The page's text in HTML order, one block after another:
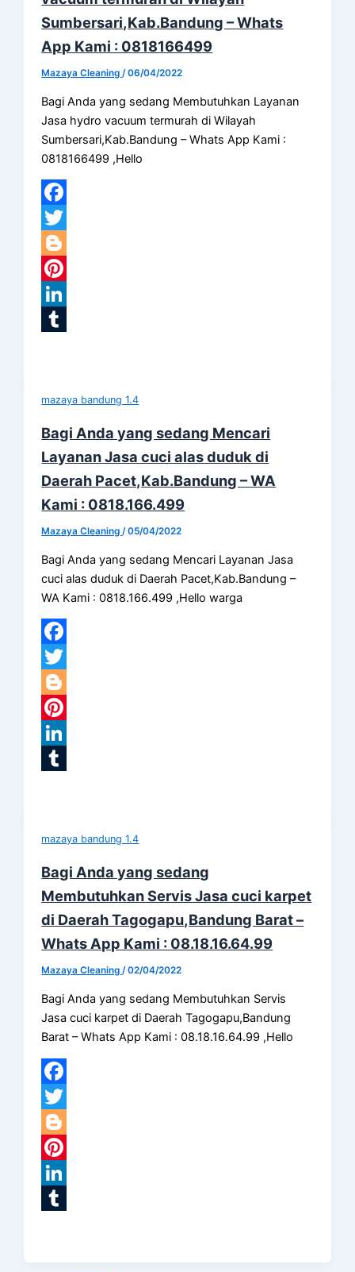
Sumbersari,Kab.Bandung – Whats
App Kami : 0818166499
Mazaya Cleaning/06/04/2022
Bagi Anda yang sedang Membutuhkan Layanan
Jasa hydro vacuum termurah di Wilayah
Sumbersari,Kab.Bandung – Whats App Kami :
0818166499 ,Hello
Facebook
Twitter
Blogger
Pinterest
LinkedIn
mazaya bandung 1.4
Bagi Anda yang sedang Mencari
Layanan Jasa cuci alas duduk di
Daerah Pacet,Kab.Bandung – WA
Kami : 0818.166.499
Mazaya Cleaning/05/04/2022
Bagi Anda yang sedang Mencari Layanan Jasa
cuci alas duduk di Daerah Pacet,Kab.Bandung –
WA Kami : 0818.166.499 ,Hello warga
Facebook
Twitter
Blogger
Pinterest
LinkedIn
mazaya bandung 1.4
Bagi Anda yang sedang
Membutuhkan Servis Jasa cuci karpet
di Daerah Tagogapu,Bandung Barat –
Whats App Kami : 08.18.16.64.99
Mazaya Cleaning/02/04/2022
Bagi Anda yang sedang Membutuhkan Servis
Jasa cuci karpet di Daerah Tagogapu,Bandung
Barat – Whats App Kami : 08.18.16.64.99 ,Hello
Facebook
Twitter
Blogger
Pinterest
LinkedIn